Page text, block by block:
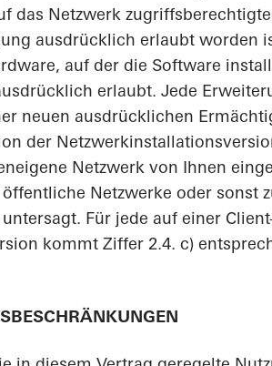
das Netzwerk
ausdrücklich erlaubt worden
auf der die Software
erlaubt. Jede
neuen ausdrücklichen
der
Netzwerk von Ihnen
Netzwerke oder sonst
Für jede auf einer
kommt Ziffer 2.4. c)